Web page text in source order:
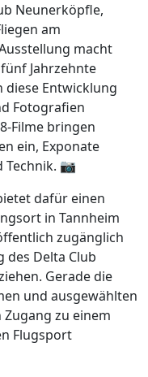
Neunerköpfle,
am
macht
Jahrzehnte
diese Entwicklung
Fotografien
Filme bringen
ein, Exponate
Technik. 📷
dafür einen
in Tannheim
zugänglich
des Delta Club
Gerade die
und ausgewählten
zu einem
Flugsport